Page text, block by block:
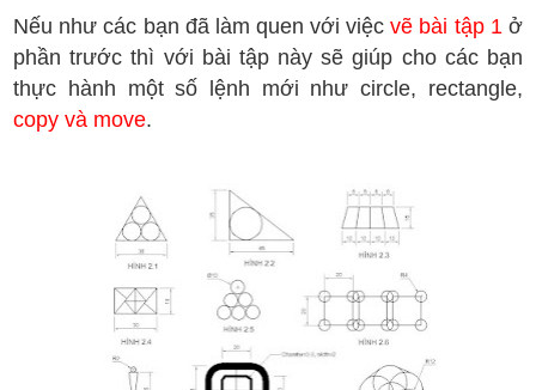
Nếu như các bạn đã làm quen với việcvẽ bài tập 1ở
phần trước thì với bài tập này sẽ giúp cho các bạn
thực hành một số lệnh mới như circle, rectangle,
copy và move.